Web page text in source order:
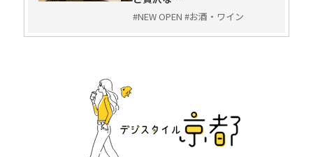
#NEW OPEN #お酒・ワイン